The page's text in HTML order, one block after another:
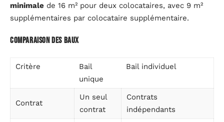
minimale de 16 m² pour deux colocataires, avec 9 m²
supplémentaires par colocataire supplémentaire.
Comparaison des baux
Critère
Bail
unique
Bail individuel
Contrat
Un seul
contrat
Contrats
indépendants